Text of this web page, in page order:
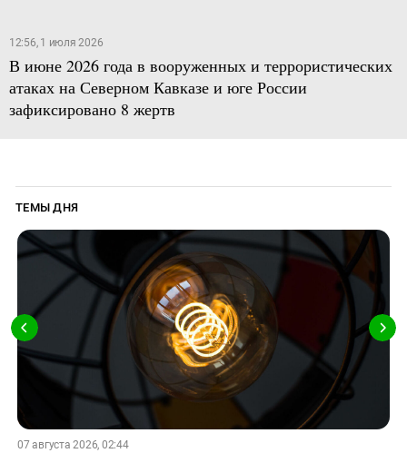
12:56, 1 июля 2026
В июне 2026 года в вооруженных и террористических
атаках на Северном Кавказе и юге России
зафиксировано 8 жертв
ТЕМЫ ДНЯ
07 августа 2026, 02:44